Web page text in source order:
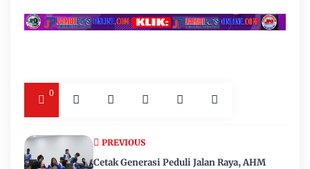
0
PREVIOUS
Cetak Generasi Peduli Jalan Raya, AHM